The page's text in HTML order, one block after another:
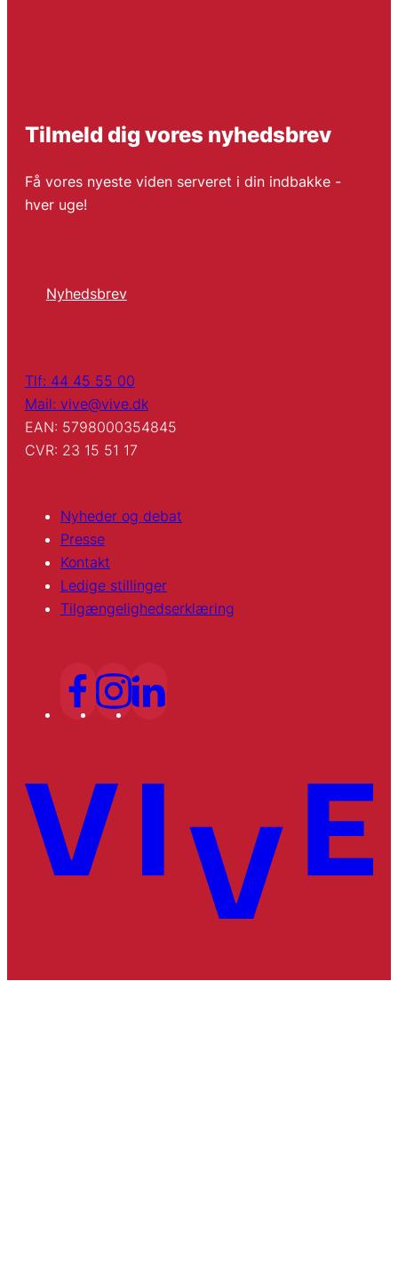
Tilmeld dig vores nyhedsbrev
Få vores nyeste viden serveret i din indbakke -
hver uge!
Nyhedsbrev
Tlf: 44 45 55 00
Mail: vive@vive.dk
EAN: 5798000354845
CVR: 23 15 51 17
Nyheder og debat
Presse
Kontakt
Ledige stillinger
Tilgængelighedserklæring